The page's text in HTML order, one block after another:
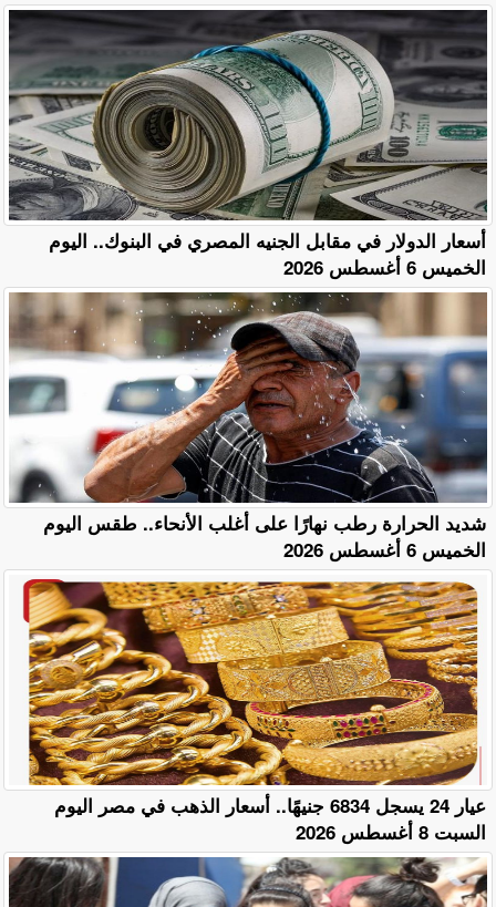
أسعار الدولار في مقابل الجنيه المصري في البنوك.. اليوم
الخميس 6 أغسطس 2026
​شديد الحرارة رطب نهارًا على أغلب الأنحاء.. طقس اليوم
الخميس 6 أغسطس 2026
عيار 24 يسجل 6834 جنيهًا.. أسعار الذهب في مصر اليوم
السبت 8 أغسطس 2026